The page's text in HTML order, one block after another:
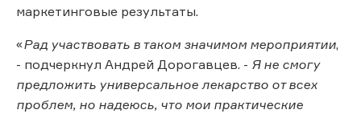
маркетинговые результаты.
«Рад участвовать в таком значимом мероприятии,
- подчеркнул Андрей Дорогавцев. - Я не смогу
предложить универсальное лекарство от всех
проблем, но надеюсь, что мои практические